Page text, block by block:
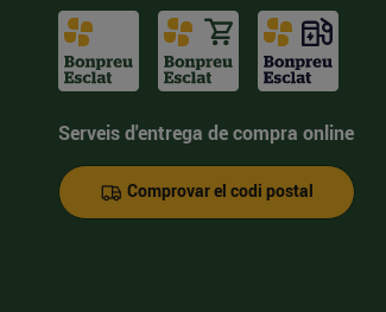
Serveis d'entrega de compra online
Comprovar el codi postal